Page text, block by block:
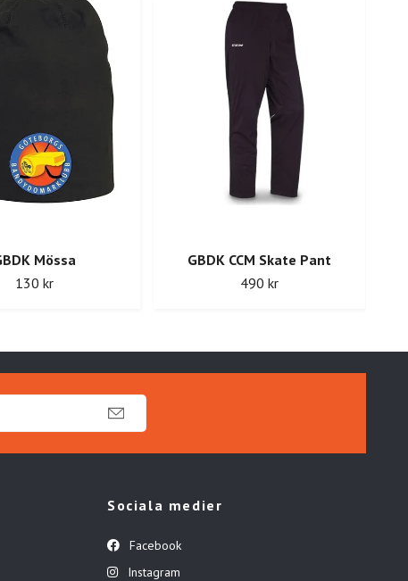
Mössa
130 kr
GBDK CCM Skate Pant
490 kr
Sociala medier
Facebook
Instagram